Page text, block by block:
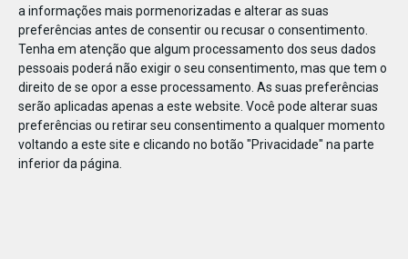
a informações mais pormenorizadas e alterar as suas
preferências antes de consentir ou recusar o consentimento.
Tenha em atenção que algum processamento dos seus dados
pessoais poderá não exigir o seu consentimento, mas que tem o
direito de se opor a esse processamento. As suas preferências
serão aplicadas apenas a este website. Você pode alterar suas
preferências ou retirar seu consentimento a qualquer momento
voltando a este site e clicando no botão "Privacidade" na parte
inferior da página.
819801876920128